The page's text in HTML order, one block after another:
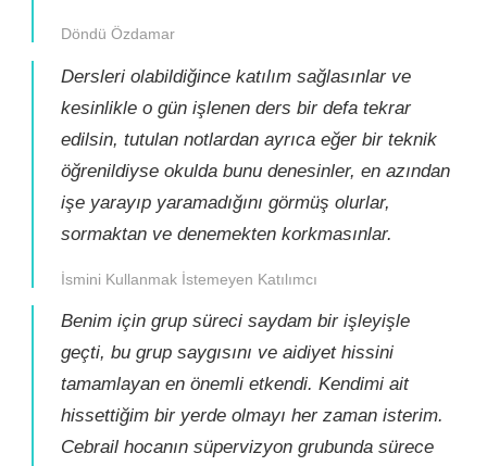
Döndü Özdamar
Dersleri olabildiğince katılım sağlasınlar ve
kesinlikle o gün işlenen ders bir defa tekrar
edilsin, tutulan notlardan ayrıca eğer bir teknik
öğrenildiyse okulda bunu denesinler, en azından
işe yarayıp yaramadığını görmüş olurlar,
sormaktan ve denemekten korkmasınlar.
İsmini Kullanmak İstemeyen Katılımcı
Benim için grup süreci saydam bir işleyişle
geçti, bu grup saygısını ve aidiyet hissini
tamamlayan en önemli etkendi. Kendimi ait
hissettiğim bir yerde olmayı her zaman isterim.
Cebrail hocanın süpervizyon grubunda sürece